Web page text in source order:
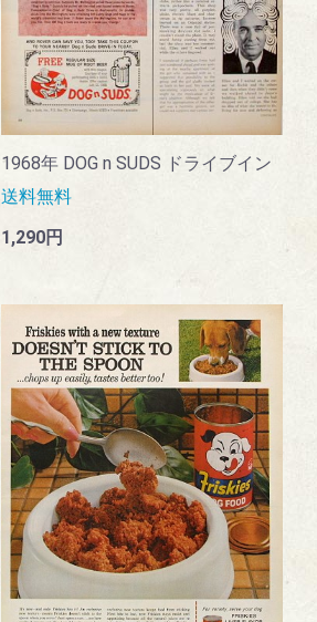
1968年 DOG n SUDS ドライブイン
送料無料
1,290円